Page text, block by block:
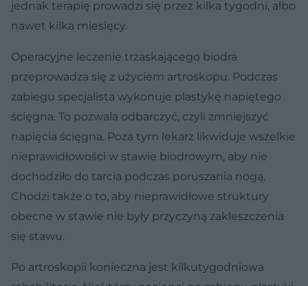
jednak terapię prowadzi się przez kilka tygodni, albo
nawet kilka miesięcy.
Operacyjne leczenie trzaskającego biodra
przeprowadza się z użyciem artroskopu. Podczas
zabiegu specjalista wykonuje plastykę napiętego
ścięgna. To pozwala odbarczyć, czyli zmniejszyć
napięcia ścięgna. Poza tym lekarz likwiduje wszelkie
nieprawidłowości w stawie biodrowym, aby nie
dochodziło do tarcia podczas poruszania nogą.
Chodzi także o to, aby nieprawidłowe struktury
obecne w stawie nie były przyczyną zakleszczenia
się stawu.
Po artroskopii konieczna jest kilkutygodniowa